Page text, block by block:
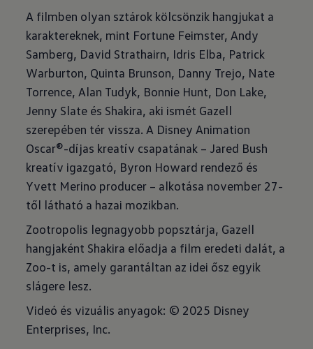
A filmben olyan sztárok kölcsönzik hangjukat a
karaktereknek, mint Fortune Feimster, Andy
Samberg, David Strathairn, Idris Elba, Patrick
Warburton, Quinta Brunson, Danny Trejo, Nate
Torrence, Alan Tudyk, Bonnie Hunt, Don Lake,
Jenny Slate és Shakira, aki ismét Gazell
szerepében tér vissza. A Disney Animation
Oscar®-díjas kreatív csapatának – Jared Bush
kreatív igazgató, Byron Howard rendező és
Yvett Merino producer – alkotása november 27-
től látható a hazai mozikban.
Zootropolis legnagyobb popsztárja, Gazell
hangjaként Shakira előadja a film eredeti dalát, a
Zoo-t is, amely garantáltan az idei ősz egyik
slágere lesz.
Videó és vizuális anyagok: © 2025 Disney
Enterprises, Inc.